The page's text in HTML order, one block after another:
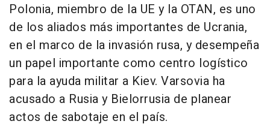
Polonia, miembro de la UE y la OTAN, es uno
de los aliados más importantes de Ucrania,
en el marco de la invasión rusa, y desempeña
un papel importante como centro logístico
para la ayuda militar a Kiev. Varsovia ha
acusado a Rusia y Bielorrusia de planear
actos de sabotaje en el país.